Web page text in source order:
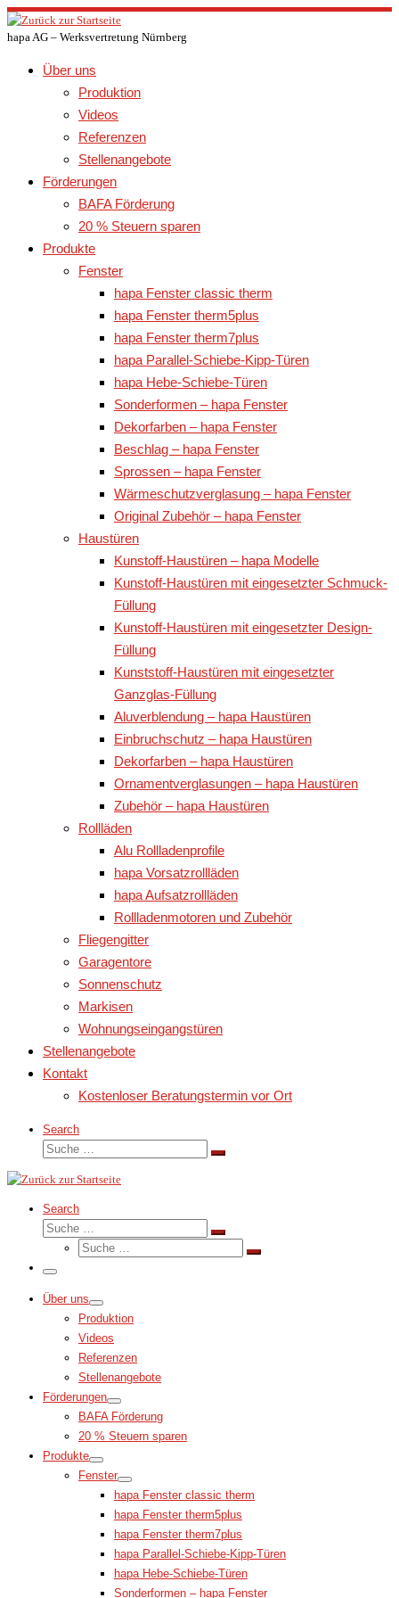
Zum
Inhalt
hapa AG – Werksvertretung Nürnberg
Über uns
Produktion
Videos
Referenzen
Stellenangebote
Förderungen
BAFA Förderung
20 % Steuern sparen
Produkte
Fenster
hapa Fenster classic therm
hapa Fenster therm5plus
hapa Fenster therm7plus
hapa Parallel-Schiebe-Kipp-Türen
hapa Hebe-Schiebe-Türen
Sonderformen – hapa Fenster
Dekorfarben – hapa Fenster
Beschlag – hapa Fenster
Sprossen – hapa Fenster
Wärmeschutzverglasung – hapa Fenster
Original Zubehör – hapa Fenster
Haustüren
Kunstoff-Haustüren – hapa Modelle
Kunstoff-Haustüren mit eingesetzter Schmuck-
Füllung
Kunstoff-Haustüren mit eingesetzter Design-
Füllung
Kunststoff-Haustüren mit eingesetzter
Ganzglas-Füllung
Aluverblendung – hapa Haustüren
Einbruchschutz – hapa Haustüren
Dekorfarben – hapa Haustüren
Ornamentverglasungen – hapa Haustüren
Zubehör – hapa Haustüren
Rollläden
Alu Rollladenprofile
hapa Vorsatzrollläden
hapa Aufsatzrollläden
Rollladenmotoren und Zubehör
Fliegengitter
Garagentore
Sonnenschutz
Markisen
Wohnungseingangstüren
Stellenangebote
Kontakt
Kostenloser Beratungstermin vor Ort
Search
Suche
Suche
Search
Suche
Suche
Suche
Suche
Menü
Über uns
Produktion
Videos
Referenzen
Stellenangebote
Förderungen
BAFA Förderung
20 % Steuern sparen
Produkte
Fenster
hapa Fenster classic therm
hapa Fenster therm5plus
hapa Fenster therm7plus
hapa Parallel-Schiebe-Kipp-Türen
hapa Hebe-Schiebe-Türen
Sonderformen – hapa Fenster